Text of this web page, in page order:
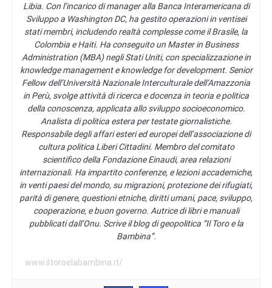
Libia. Con l’incarico di manager alla Banca Interamericana di
Sviluppo a Washington DC, ha gestito operazioni in ventisei
stati membri, includendo realtà complesse come il Brasile, la
Colombia e Haiti. Ha conseguito un Master in Business
Administration (MBA) negli Stati Uniti, con specializzazione in
knowledge management e knowledge for development. Senior
Fellow dell’Università Nazionale Interculturale dell’Amazzonia
in Perù, svolge attività di ricerca e docenza in teoria e politica
della conoscenza, applicata allo sviluppo socioeconomico.
Analista di politica estera per testate giornalistiche.
Responsabile degli affari esteri ed europei dell’associazione di
cultura politica Liberi Cittadini. Membro del comitato
scientifico della Fondazione Einaudi, area relazioni
internazionali. Ha impartito conferenze, e lezioni accademiche,
in venti paesi del mondo, su migrazioni, protezione dei rifugiati,
parità di genere, questioni etniche, diritti umani, pace, sviluppo,
cooperazione, e buon governo. Autrice di libri e manuali
pubblicati dall’Onu. Scrive il blog di geopolitica “Il Toro e la
Bambina”.
www.iltoroelabambina.it/